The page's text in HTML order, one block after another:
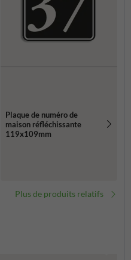
Plaque de numéro de
maison réfléchissante
119x109mm
Plus de produits relatifs